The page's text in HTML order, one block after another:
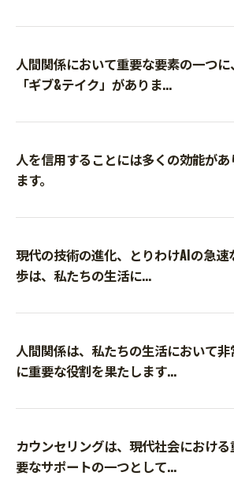
人間関係において重要な要素の一つに、
「ギブ&テイク」がありま...
人を信用することには多くの効能があ
ます。
現代の技術の進化、とりわけAIの急速
歩は、私たちの生活に...
人間関係は、私たちの生活において非
に重要な役割を果たします...
カウンセリングは、現代社会における
要なサポートの一つとして...